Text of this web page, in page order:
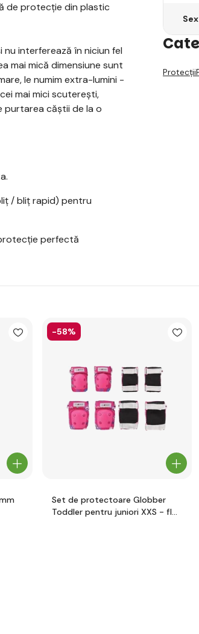
de protecție din plastic
interferează în niciun fel
mai mică dimensiune sunt
le numim extra-lumini -
mai mici scuterești,
purtarea căștii de la o
/ bliț rapid) pentru
perfectă
Sex
Protecții
-58%
Set de protectoare Globber
Toddler pentru juniori XXS - flori